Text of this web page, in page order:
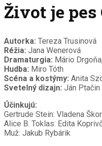
Život je pes
Autorka: Tereza Trusinová
Réžia: Jana Wenerová
Dramaturgia: Mário
Hudba: Miro Tóth
Scéna a kostýmy: Anita
Svetelný dizajn: Ján Ptačin
Účinkujú:
Gertrude Stein: Vladena
Alice B. Toklas: Edita
Muž: Jakub Rybárik